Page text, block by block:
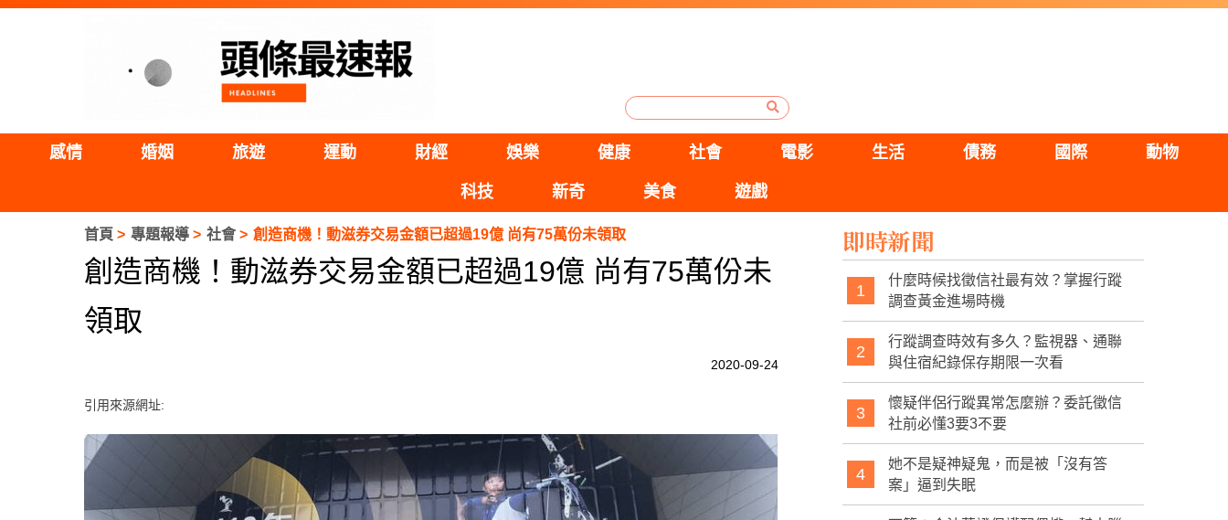
感情 婚姻 旅遊 運動 財經 娛樂 健康 社會 電影 生活 債務 國際 動物
科技 新奇 美食 遊戲
首頁 專題報導 社會 創造商機！動滋券交易金額已超過19億 尚有75萬份未領取
創造商機！動滋券交易金額已超過19億 尚有75萬份未
領取
2020-09-24
引用來源網址:
即時新聞
1
什麼時候找徵信社最有效？掌握行蹤
調查黃金進場時機
2
行蹤調查時效有多久？監視器、通聯
與住宿紀錄保存期限一次看
3
懷疑伴侶行蹤異常怎麼辦？委託徵信
社前必懂3要3不要
4
她不是疑神疑鬼，而是被「沒有答
案」逼到失眠